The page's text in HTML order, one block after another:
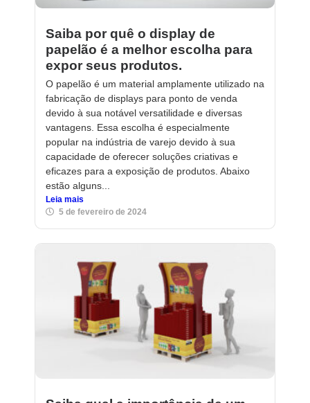
Saiba por quê o display de
papelão é a melhor escolha para
expor seus produtos.
O papelão é um material amplamente utilizado na
fabricação de displays para ponto de venda
devido à sua notável versatilidade e diversas
vantagens. Essa escolha é especialmente
popular na indústria de varejo devido à sua
capacidade de oferecer soluções criativas e
eficazes para a exposição de produtos. Abaixo
estão alguns...
Leia mais
5 de fevereiro de 2024